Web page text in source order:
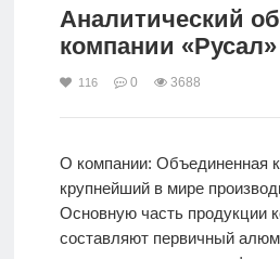
Аналитический
компании «Русал»
116 0 3688
О компании: Объединенная
крупнейший в мире
Основную часть продукции
составляют первичный